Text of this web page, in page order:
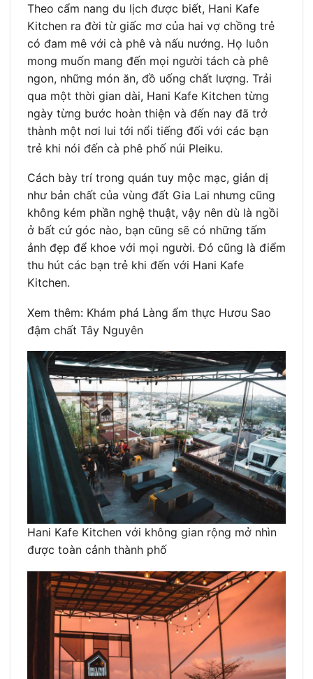
Theo cẩm nang du lịch được biết, Hani Kafe
Kitchen ra đời từ giấc mơ của hai vợ chồng trẻ
có đam mê với cà phê và nấu nướng. Họ luôn
mong muốn mang đến mọi người tách cà phê
ngon, những món ăn, đồ uống chất lượng. Trải
qua một thời gian dài, Hani Kafe Kitchen từng
ngày từng bước hoàn thiện và đến nay đã trở
thành một nơi lui tới nổi tiếng đối với các bạn
trẻ khi nói đến cà phê phố núi Pleiku.
Cách bày trí trong quán tuy mộc mạc, giản dị
như bản chất của vùng đất Gia Lai nhưng cũng
không kém phần nghệ thuật, vậy nên dù là ngồi
ở bất cứ góc nào, bạn cũng sẽ có những tấm
ảnh đẹp để khoe với mọi người. Đó cũng là điểm
thu hút các bạn trẻ khi đến với Hani Kafe
Kitchen.
Xem thêm: Khám phá Làng ẩm thực Hươu Sao
đậm chất Tây Nguyên
Hani Kafe Kitchen với không gian rộng mở nhìn
được toàn cảnh thành phố